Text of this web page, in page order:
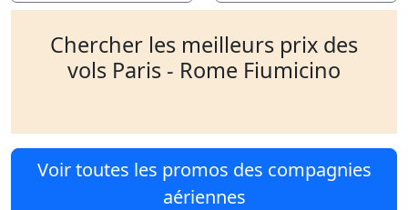
Chercher les meilleurs prix des
vols Paris - Rome Fiumicino
Voir toutes les promos des compagnies
aériennes